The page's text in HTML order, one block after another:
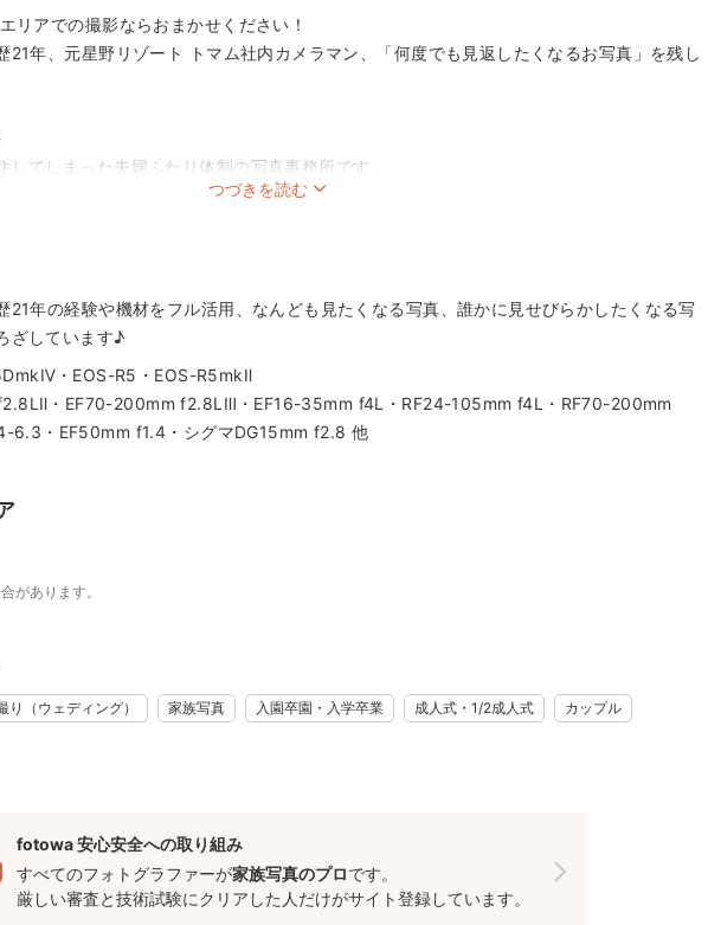
リアでの撮影ならおまかせください！
21年、元星野リゾート トマム社内カメラマン、「何度でも見返したくなるお写真」を残し
してしまった夫婦ふたり体制の写真事務所です。
ずコミュニケーションから…！がモットー。「撮影タイムそのものを楽しんでね♪」という
の友達に会いに行くような、そんなわくわく気分でいらしてください♪
撮影可能の場合もたくさんあります！
情なので、あきらめずにカレンダー下の「質問する」からぜひご相談ください！
より多くのご依頼をいただき経験を重ねているので、アイテムも映えポイントもばっちり把
あわせて楽しく撮影しています。
ズ撮影をご希望の方へ-----✿
たロケーションフォトならではの楽しい撮影がモットーです。どうかご安心ください。
然な表情をとらえます！
をご希望の方へ-----✿
問する」からご相談ください！
可が必要なロケ地では、基本的に当方で申請手続きいたしますが、各費用はお客様負担とな
）
つづきを読む
21年の経験や機材をフル活用、なんども見たくなる写真、誰かに見せびらかしたくなる写
ざしています♪
・EOS-R5・EOS-R5mkⅡ
・EF70-200mm f2.8LⅢ・EF16-35mm f4L・RF24-105mm f4L・RF70-200mm
6.3・EF50mm f1.4・シグマDG15mm f2.8 他
があります。
り（ウェディング） 家族写真 入園卒園・入学卒業 成人式・1/2成人式 カップル
fotowa 安心安全への取り組み
すべてのフォトグラファーが家族写真のプロです。
厳しい審査と技術試験にクリアした人だけがサイト登録しています。